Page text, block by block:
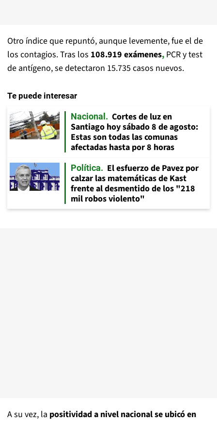
Otro índice que repuntó, aunque levemente, fue el de
los contagios. Tras los 108.919 exámenes, PCR y test
de antígeno, se detectaron 15.735 casos nuevos.
Te puede interesar
Nacional
Cortes de luz en
Santiago hoy sábado 8 de agosto:
Estas son todas las comunas
afectadas hasta por 8 horas
Política
El esfuerzo de Pavez por
calzar las matemáticas de Kast
frente al desmentido de los "218
mil robos violento"
A su vez, la positividad a nivel nacional se ubicó en